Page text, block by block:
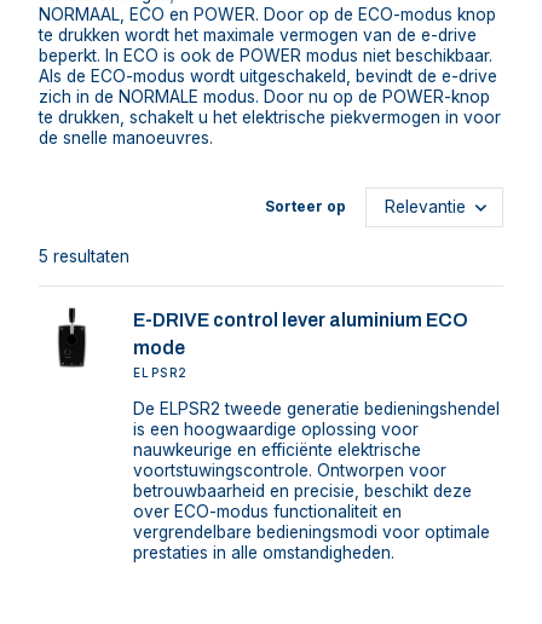
NORMAAL, ECO en POWER. Door op de ECO-modus knop
te drukken wordt het maximale vermogen van de e-drive
beperkt. In ECO is ook de POWER modus niet beschikbaar.
Als de ECO-modus wordt uitgeschakeld, bevindt de e-drive
zich in de NORMALE modus. Door nu op de POWER-knop
te drukken, schakelt u het elektrische piekvermogen in voor
de snelle manoeuvres.
5 resultaten
Sorteer op
E-DRIVE control lever aluminium ECO
mode
ELPSR2
De ELPSR2 tweede generatie bedieningshendel
is een hoogwaardige oplossing voor
nauwkeurige en efficiënte elektrische
voortstuwingscontrole. Ontworpen voor
betrouwbaarheid en precisie, beschikt deze
over ECO-modus functionaliteit en
vergrendelbare bedieningsmodi voor optimale
prestaties in alle omstandigheden.